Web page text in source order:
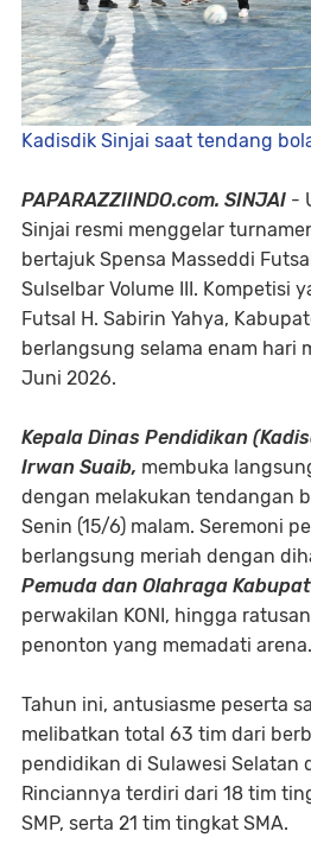
Kadisdik Sinjai saat tendang
​PAPARAZZIINDO.com. SINJAI -
Sinjai resmi menggelar
bertajuk Spensa Masseddi
Sulselbar Volume III. Kompetisi
Futsal H. Sabirin Yahya,
berlangsung selama enam hari
Juni 2026.
​Kepala Dinas Pendidikan
Irwan Suaib, membuka
dengan melakukan tendangan
Senin (15/6) malam. Seremoni
berlangsung meriah dengan
Pemuda dan Olahraga
perwakilan KONI, hingga
penonton yang memadati arena.
​Tahun ini, antusiasme peserta
melibatkan total 63 tim dari
pendidikan di Sulawesi Selatan
Rinciannya terdiri dari 18 tim
SMP, serta 21 tim tingkat SMA.